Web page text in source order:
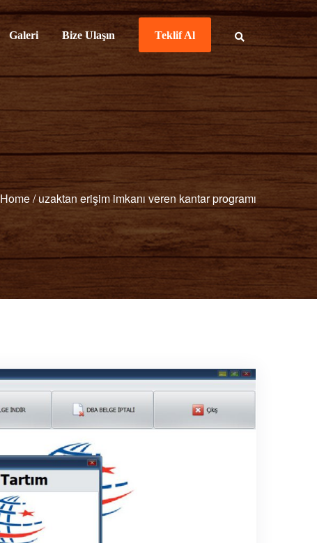
Galeri Bize Ulaşın Teklif Al
Home/uzaktan erişim imkanı veren kantar programı